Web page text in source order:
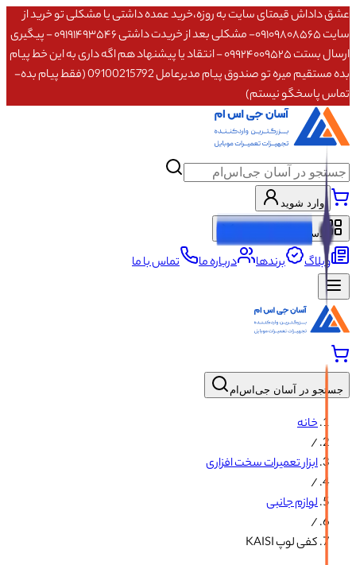
عشق داداش قیمتای سایت به روزه،خرید عمده داشتی یا مشکلی تو خرید از
سایت ۰۹۱۰۹۸۰۸۵۶۵- مشکلی بعد از خریدت داشتی ۰۹۱۹۱۴۹۳۵۴۶ - پیگیری
ارسال بستت ۰۹۹۲۴۰۰۹۵۲۵ - انتقاد یا پیشنهاد هم اگه داری به این خط پیام
بده مستقیم میره تو صندوق پیام مدیرعامل 09100215792 (فقط پیام بده-
تماس پاسخگو نیستم)
وارد شوید
دسته‌بندی محصولات
وبلاگ برندها درباره ما تماس با ما
جستجو در آسان جی‌اس‌ام
خانه
/
ابزار تعمیرات سخت افزاری
/
لوازم جانبی
/
کفی لوپ KAISI